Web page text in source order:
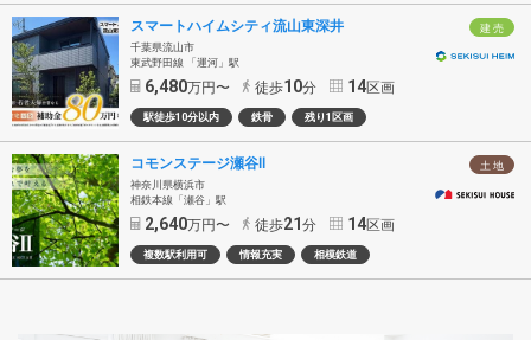
建 売
スマートハイムシティ流山東深井
千葉県流山市
東武野田線 「運河」駅
6,480万円〜 徒歩10分 14区画
駅徒歩10分以内 鉄骨 残り1区画
土 地
コモンステージ瀬谷Ⅱ
神奈川県横浜市
相鉄本線「瀬谷」駅
2,640万円〜 徒歩21 分 14区画
複数駅利用可 情報充実 相模鉄道